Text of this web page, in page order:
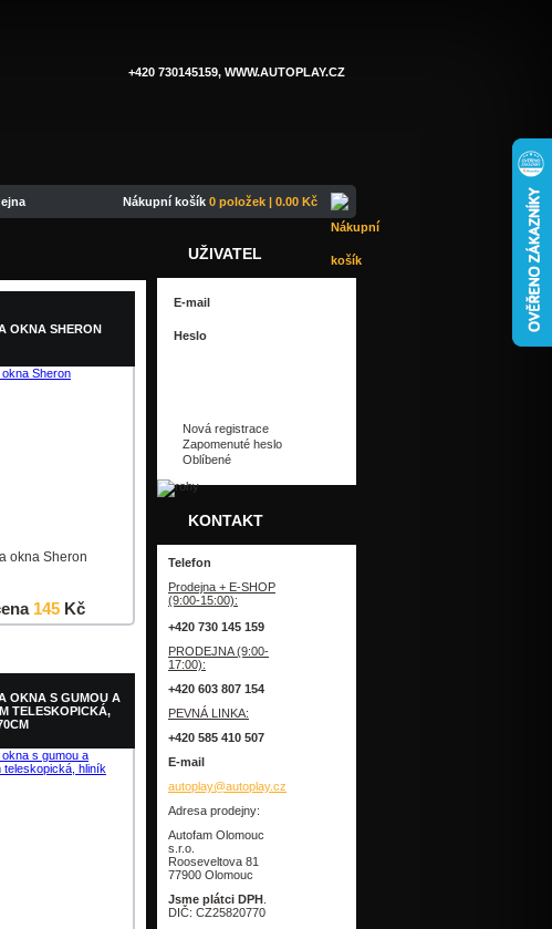
OKNA SHERON
okna Sheron
145 Kč
OKNA S GUMOU A
TELESKOPICKÁ,
UŽIVATEL
Nová registrace
Zapomenuté heslo
Oblíbené
KONTAKT
Telefon
Prodejna + E-SHOP
(9:00-15:00):
+420 730 145 159
PRODEJNA (9:00-
17:00):
+420 603 807 154
PEVNÁ LINKA:
+420 585 410 507
E-mail
autoplay@autoplay.cz
Adresa prodejny:
Autofam Olomouc
s.r.o.
Rooseveltova 81
77900 Olomouc
Jsme plátci DPH
DIČ: CZ25820770
Nákupní košík 0 položek | 0.00 Kč
+420 730145159, WWW.AUTOPLAY.CZ